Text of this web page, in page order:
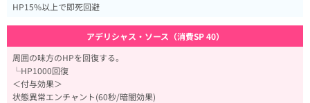
HP15%以上で即死回避
アデリシャス・ソース（消費SP 40）
周囲の味方のHPを回復する。
└HP1000回復
＜付与効果＞
状態異常エンチャント(60秒/暗闇効果)